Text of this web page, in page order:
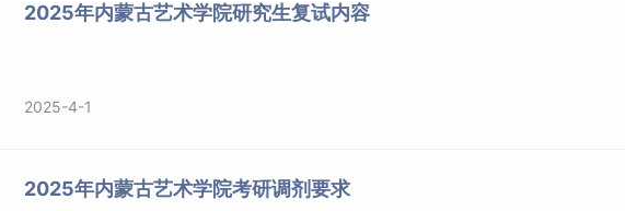
2025年内蒙古艺术学院研究生复试内容
2025-4-1
2025年内蒙古艺术学院考研调剂要求